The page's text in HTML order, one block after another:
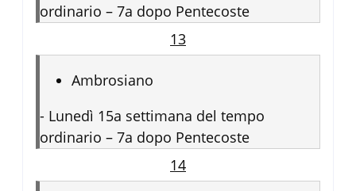
ordinario – 7a dopo Pentecoste
13
Ambrosiano
- Lunedì 15a settimana del tempo
ordinario – 7a dopo Pentecoste
14